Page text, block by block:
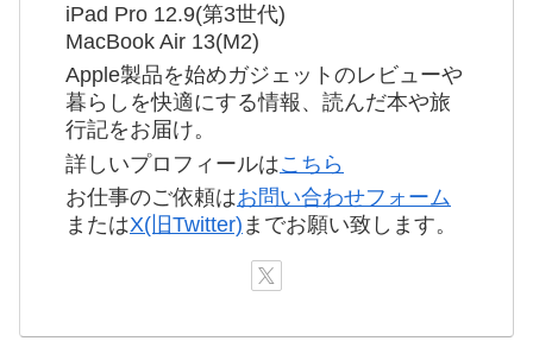
iPad Pro 12.9(第3世代)
MacBook Air 13(M2)
Apple製品を始めガジェットのレビューや
暮らしを快適にする情報、読んだ本や旅
行記をお届け。
詳しいプロフィールはこちら
お仕事のご依頼はお問い合わせフォーム
またはX(旧Twitter) までお願い致します。